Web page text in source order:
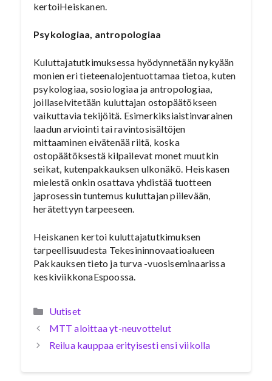
kertoiHeiskanen.
Psykologiaa, antropologiaa
Kuluttajatutkimuksessa hyödynnetään nykyään
monien eri tieteenalojentuottamaa tietoa, kuten
psykologiaa, sosiologiaa ja antropologiaa,
joillaselvitetään kuluttajan ostopäätökseen
vaikuttavia tekijöitä. Esimerkiksiaistinvarainen
laadun arviointi tai ravintosisältöjen
mittaaminen eivätenää riitä, koska
ostopäätöksestä kilpailevat monet muutkin
seikat, kutenpakkauksen ulkonäkö. Heiskasen
mielestä onkin osattava yhdistää tuotteen
japrosessin tuntemus kuluttajan piilevään,
herätettyyn tarpeeseen.
Heiskanen kertoi kuluttajatutkimuksen
tarpeellisuudesta Tekesininnovaatioalueen
Pakkauksen tieto ja turva -vuosiseminaarissa
keskiviikkonaEspoossa.
Kategoriat
Uutiset
MTT aloittaa yt-neuvottelut
Reilua kauppaa erityisesti ensi viikolla